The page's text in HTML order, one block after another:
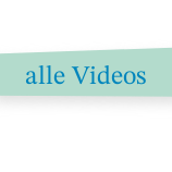
alle Videos